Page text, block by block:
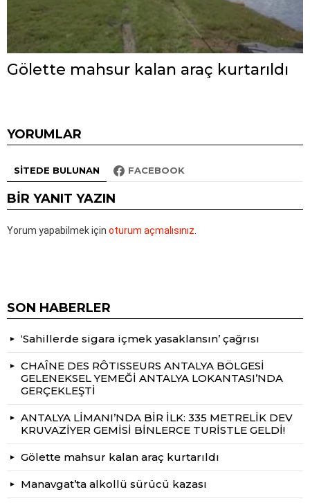
Gölette mahsur kalan araç kurtarıldı
YORUMLAR
SITEDE BULUNAN FACEBOOK
BIR YANIT YAZIN
Yorum yapabilmek için oturum açmalısınız
SON HABERLER
‘Sahillerde sigara içmek yasaklansın’ çağrısı
CHAÎNE DES RÔTISSEURS ANTALYA BÖLGESİ
GELENEKSEL YEMEĞİ ANTALYA LOKANTASI’NDA
GERÇEKLEŞTİ
ANTALYA LİMANI’NDA BİR İLK: 335 METRELİK DEV
KRUVAZİYER GEMİSİ BİNLERCE TURİSTLE GELDİ!
Gölette mahsur kalan araç kurtarıldı
Manavgat’ta alkollü sürücü kazası